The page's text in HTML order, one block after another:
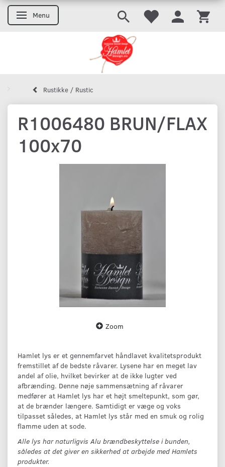
Skifte navigation
Menu
Rustikke / Rustic
R1006480 BRUN/FLAX
100x70
Zoom
Hamlet lys er et gennemfarvet håndlavet kvalitetsprodukt
fremstillet af de bedste råvarer. Lysene har en meget lav
andel af olie, hvilket bevirker at de ikke lugter ved
afbrænding. Denne nøje sammensætning af råvarer
medfører at Hamlet lys har et højt smeltepunkt, som gør,
at de brænder længere. Samtidigt er væge og voks
tilpasset således, at Hamlet lys står med en smuk og rolig
flamme uden at sode.
Alle lys har naturligvis Alu brændbeskyttelse i bunden,
således at det giver en sikkerhed at arbejde med Hamlets
produkter.